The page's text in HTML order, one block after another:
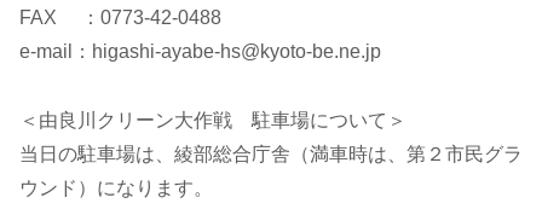
FAX ：0773-42-0488
e-mail： higashi-ayabe-hs@kyoto-be.ne.jp
＜由良川クリーン大作戦 駐車場について＞
当日の駐車場は、綾部総合庁舎（満車時は、第２市民グラ
ウンド）になります。